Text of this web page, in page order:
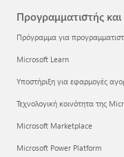
Προγραμματιστής και
Πρόγραμμα για
Microsoft Learn
Υποστήριξη για εφαρμογές
Τεχνολογική κοινότητα της
Microsoft Marketplace
Microsoft Power Platform